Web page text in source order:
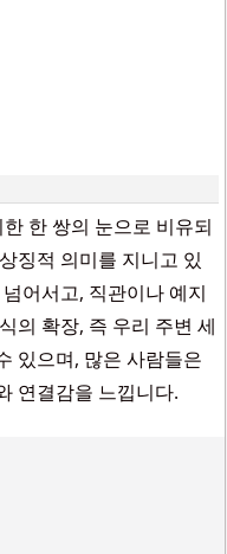
한 쌍의 눈으로 비유되
징적 의미를 지니고 있
어서고, 직관이나 예지
의 확장, 즉 우리 주변 세
있으며, 많은 사람들은
연결감을 느낍니다.